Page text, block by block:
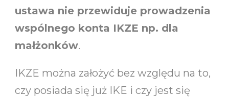
ustawa nie przewiduje prowadzenia
wspólnego konta IKZE np. dla
małżonków.
IKZE można założyć bez względu na to,
czy posiada się już IKE i czy jest się